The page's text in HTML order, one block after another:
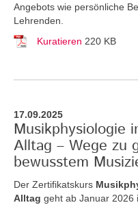
Angebots wie persönliche
Lehrenden.
Kuratieren 220 KB
17.09.2025
Musikphysiologie
Alltag – Wege zu
bewusstem
Der Zertifikatskurs
Alltag geht ab Januar 2026